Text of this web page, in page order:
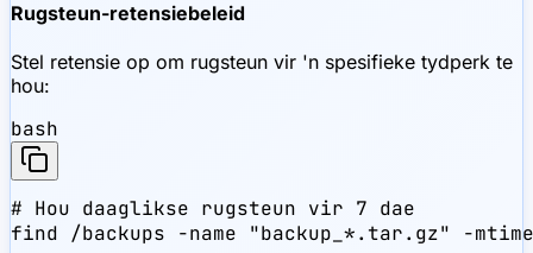
Rugsteun-retensiebeleid
Stel retensie op om rugsteun vir 'n spesifieke tydperk te
hou:
bash
# Hou daaglikse rugsteun vir 7 dae
find /backups -name "backup_*.tar.gz" -